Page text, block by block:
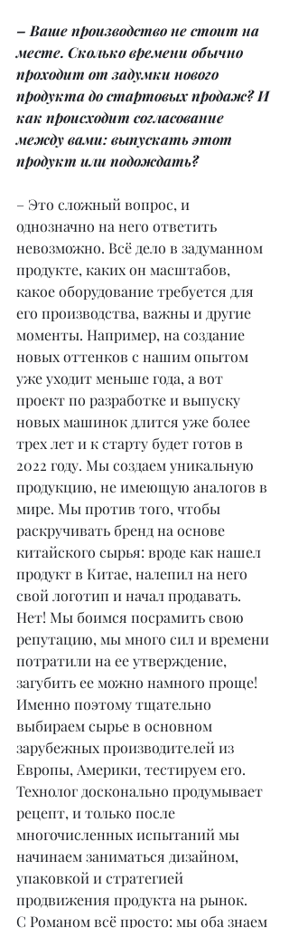
– Ваше производство не стоит на
месте. Сколько времени обычно
проходит от задумки нового
продукта до стартовых продаж? И
как происходит согласование
между вами: выпускать этот
продукт или подождать?
– Это сложный вопрос, и
однозначно на него ответить
невозможно. Всё дело в задуманном
продукте, каких он масштабов,
какое оборудование требуется для
его производства, важны и другие
моменты. Например, на создание
новых оттенков с нашим опытом
уже уходит меньше года, а вот
проект по разработке и выпуску
новых машинок длится уже более
трех лет и к старту будет готов в
2022 году. Мы создаем уникальную
продукцию, не имеющую аналогов в
мире. Мы против того, чтобы
раскручивать бренд на основе
китайского сырья: вроде как нашел
продукт в Китае, налепил на него
свой логотип и начал продавать.
Нет! Мы боимся посрамить свою
репутацию, мы много сил и времени
потратили на ее утверждение,
загубить ее можно намного проще!
Именно поэтому тщательно
выбираем сырье в основном
зарубежных производителей из
Европы, Америки, тестируем его.
Технолог досконально продумывает
рецепт, и только после
многочисленных испытаний мы
начинаем заниматься дизайном,
упаковкой и стратегией
продвижения продукта на рынок.
С Романом всё просто: мы оба знаем